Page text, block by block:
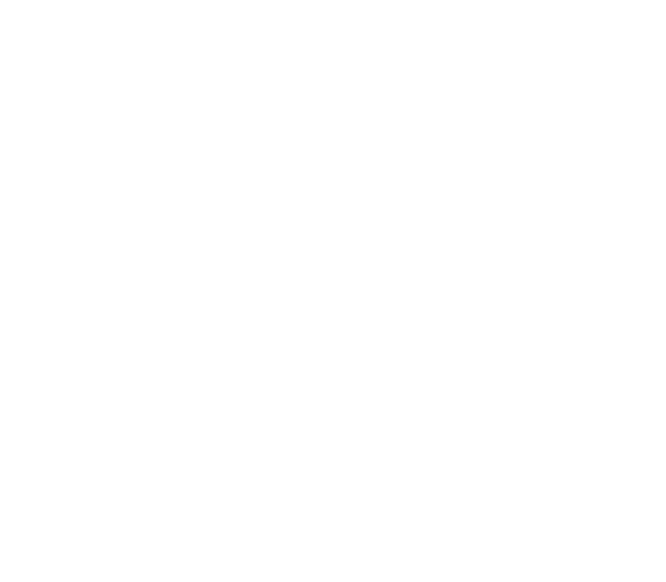
kada vaš iPad treba servis? Alpha servis nudi rješenja